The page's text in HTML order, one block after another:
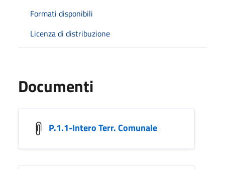
Formati disponibili
Licenza di distribuzione
Documenti
P.1.1-Intero Terr. Comunale